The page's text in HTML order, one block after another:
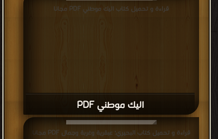
اليك موطني PDF
قراءة و تحميل كتاب اليك موطني PDF مجانا
قراءة و تحميل كتاب البحيري؛ عبقرية وغربة وجمال PDF مجانا